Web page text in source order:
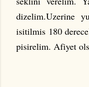
dizelim.Uzerine
isitilmis 180
pisirelim. Afiyet